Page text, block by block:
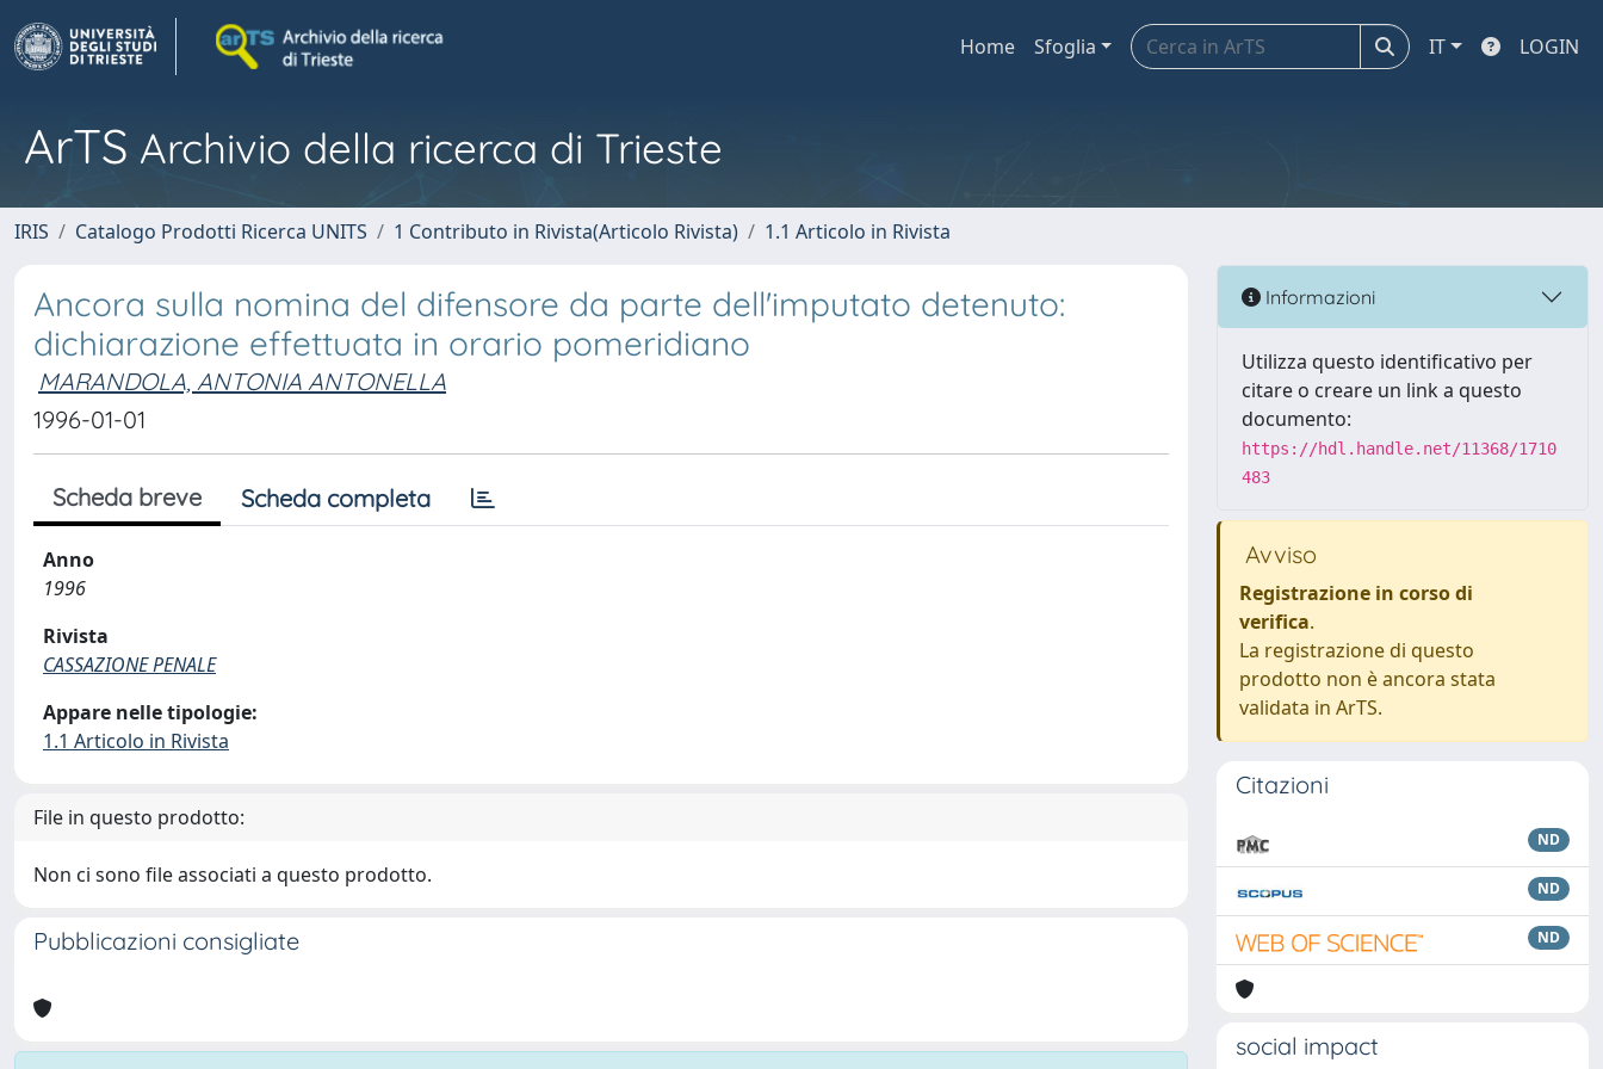
Home Sfoglia IT LOGIN
ArTS Archivio della ricerca di Trieste
IRIS Catalogo Prodotti Ricerca UNITS 1 Contributo in Rivista(Articolo Rivista) 1.1 Articolo in Rivista
Ancora sulla nomina del difensore da parte dell'imputato detenuto:
dichiarazione effettuata in orario pomeridiano
MARANDOLA, ANTONIA ANTONELLA
1996-01-01
Scheda breve Scheda completa
Anno
1996
Rivista
CASSAZIONE PENALE
Appare nelle tipologie:
1.1 Articolo in Rivista
File in questo prodotto:
Non ci sono file associati a questo prodotto.
Pubblicazioni consigliate
Informazioni
Utilizza questo identificativo per
citare o creare un link a questo
documento:
https://hdl.handle.net/11368/1710
483
Avviso
Registrazione in corso di
verifica.
La registrazione di questo
prodotto non è ancora stata
validata in ArTS.
Citazioni
ND
ND
ND
social impact